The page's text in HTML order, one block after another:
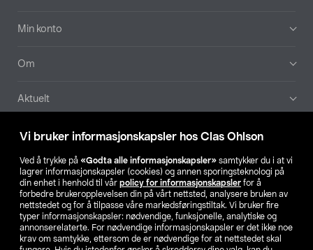
Vi bruker informasjonskapsler hos Clas Ohlson
Ved å trykke på «Godta alle informasjonskapsler» samtykker du i at vi
lagrer informasjonskapsler (cookies) og annen sporingsteknologi på
din enhet i henhold til vår policy for informasjonskapsler for å
forbedre brukeropplevelsen din på vårt nettsted, analysere bruken av
nettstedet og for å tilpasse våre markedsføringstiltak. Vi bruker fire
typer informasjonskapsler: nødvendige, funksjonelle, analytiske og
annonserelaterte. For nødvendige informasjonskapsler er det ikke noe
krav om samtykke, ettersom de er nødvendige for at nettstedet skal
Min konto
Om
Aktuelt
Våre selskaper
Finn din butikk
SE NO FI